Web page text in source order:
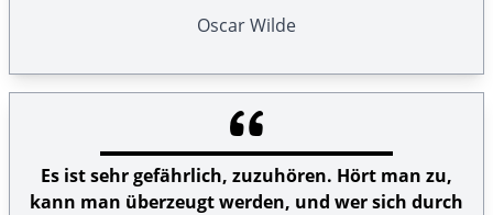
Oscar Wilde
Es ist sehr gefährlich, zuzuhören. Hört man zu,
kann man überzeugt werden, und wer sich durch